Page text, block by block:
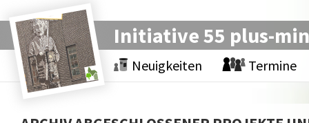
Initiative 55 plus-
Neuigkeiten Termine